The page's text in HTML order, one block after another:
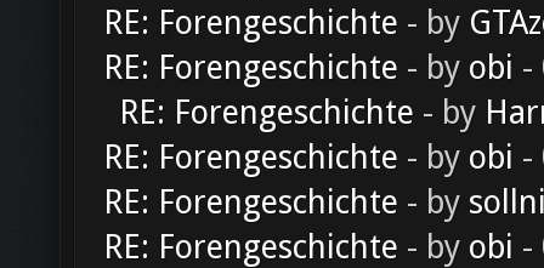
RE: Forengeschichte - by
RE: Forengeschichte - by obi -
RE: Forengeschichte - by
RE: Forengeschichte - by obi -
RE: Forengeschichte - by
RE: Forengeschichte - by obi -